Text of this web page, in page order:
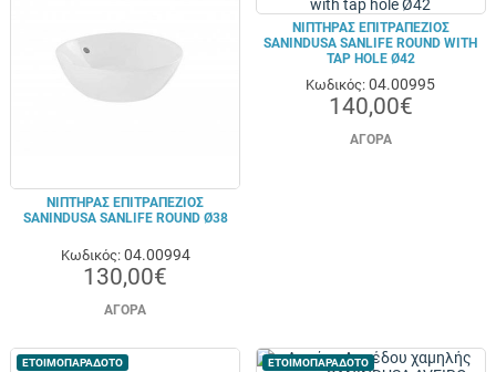
ΝΙΠΤΉΡΑΣ ΕΠΙΤΡΑΠΈΖΙΟΣ
SANINDUSA SANLIFE ROUND Ø38
Κωδικός: 04.00994
130,00€
ΑΓΟΡΆ
ΝΙΠΤΉΡΑΣ ΕΠΙΤΡΑΠΈΖΙΟΣ
SANINDUSA SANLIFE ROUND WITH
TAP HOLE Ø42
Κωδικός:04.00995
140,00€
ΑΓΟΡΆ
ΕΤΟΙΜΟΠΑΡΑΔΟΤΟ ΕΤΟΙΜΟΠΑΡΑΔΟΤΟ